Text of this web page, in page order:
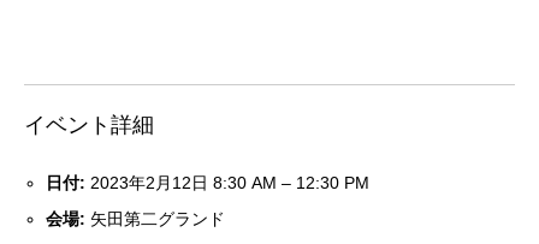
イベント詳細
日付: 2023年2月12日 8:30 AM – 12:30 PM
会場: 矢田第二グランド